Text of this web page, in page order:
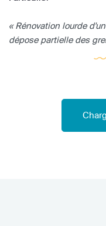
« Rénovation lourde
dépose partielle des